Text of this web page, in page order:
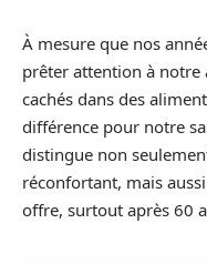
À mesure que nos
prêter attention à
cachés dans des
différence pour notre
distingue non
réconfortant, mais
offre, surtout après 60